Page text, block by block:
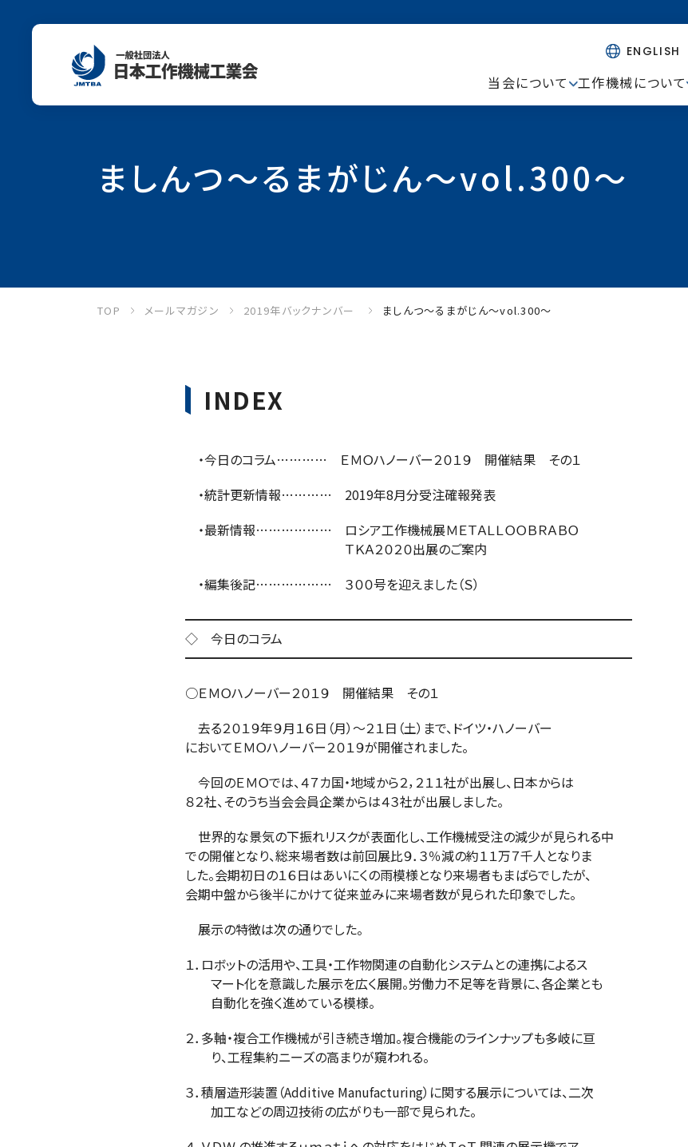
ENGLISH
当会について 工作機械について
ましんつ～るまがじん～vol.300～
TOP メールマガジン 2019年バックナンバー ましんつ～るまがじん～vol.300～
INDEX
・今日のコラム………… ＥＭＯハノーバー２０１９ 開催結果 その１
・統計更新情報………… 2019年8月分受注確報発表
・最新情報……………… ロシア工作機械展ＭＥＴＡＬＬＯＯＢＲＡＢＯ
ＴＫＡ２０２０出展のご案内
・編集後記……………… ３００号を迎えました（Ｓ）
━━━━━━━━━━━━━━━━━━━━━━━━━━━━━━━━━━━
◇ 今日のコラム
━━━━━━━━━━━━━━━━━━━━━━━━━━━━━━━━━━━
○ＥＭＯハノーバー２０１９ 開催結果 その１
去る２０１９年９月１６日（月）～２１日（土）まで、ドイツ・ハノーバー
においてＥＭＯハノーバー２０１９が開催されました。
今回のＥＭＯでは、４７カ国・地域から２，２１１社が出展し、日本からは
８２社、そのうち当会会員企業からは４３社が出展しました。
世界的な景気の下振れリスクが表面化し、工作機械受注の減少が見られる中
での開催となり、総来場者数は前回展比９．３％減の約１１万７千人となりま
した。会期初日の１６日はあいにくの雨模様となり来場者もまばらでしたが、
会期中盤から後半にかけて従来並みに来場者数が見られた印象でした。
展示の特徴は次の通りでした。
１．ロボットの活用や、工具・工作物関連の自動化システムとの連携によるス
マート化を意識した展示を広く展開。労働力不足等を背景に、各企業とも
自動化を強く進めている模様。
２．多軸・複合工作機械が引き続き増加。複合機能のラインナップも多岐に亘
り、工程集約ニーズの高まりが窺われる。
３．積層造形装置（Additive Manufacturing）に関する展示については、二次
加工などの周辺技術の広がりも一部で見られた。